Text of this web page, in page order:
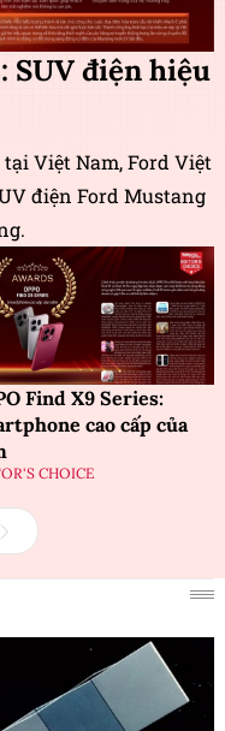
SUV điện hiệu
Việt Nam, Ford Việt
điện Ford Mustang
Find X9 Series:
cao cấp của
CHOICE